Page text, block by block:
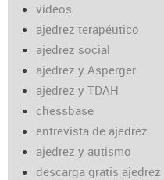
vídeos
ajedrez terapéutico
ajedrez social
ajedrez y Asperger
ajedrez y TDAH
chessbase
entrevista de ajedrez
ajedrez y autismo
descarga gratis ajedrez